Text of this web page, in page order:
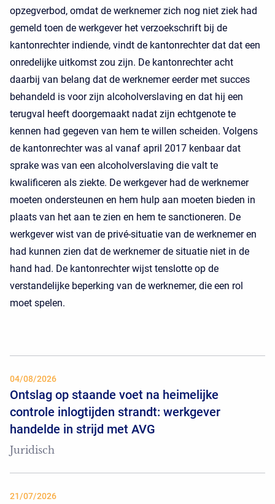
opzegverbod, omdat de werknemer zich nog niet ziek had
gemeld toen de werkgever het verzoekschrift bij de
kantonrechter indiende, vindt de kantonrechter dat dat een
onredelijke uitkomst zou zijn. De kantonrechter acht
daarbij van belang dat de werknemer eerder met succes
behandeld is voor zijn alcoholverslaving en dat hij een
terugval heeft doorgemaakt nadat zijn echtgenote te
kennen had gegeven van hem te willen scheiden. Volgens
de kantonrechter was al vanaf april 2017 kenbaar dat
sprake was van een alcoholverslaving die valt te
kwalificeren als ziekte. De werkgever had de werknemer
moeten ondersteunen en hem hulp aan moeten bieden in
plaats van het aan te zien en hem te sanctioneren. De
werkgever wist van de privé-situatie van de werknemer en
had kunnen zien dat de werknemer de situatie niet in de
hand had. De kantonrechter wijst tenslotte op de
verstandelijke beperking van de werknemer, die een rol
moet spelen.
04/08/2026
Ontslag op staande voet na heimelijke
controle inlogtijden strandt: werkgever
handelde in strijd met AVG
Juridisch
21/07/2026